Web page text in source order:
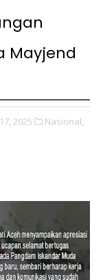
Mayjend
2025 Nasional,